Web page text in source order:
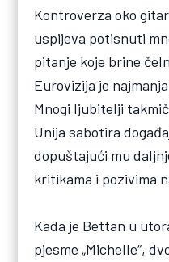
Kontroverza oko
uspijeva potisnuti
pitanje koje brine
Eurovizija je
Mnogi ljubitelji
Unija sabotira
dopuštajući mu
kritikama i pozivima
Kada je Bettan u
pjesme „Michelle“,